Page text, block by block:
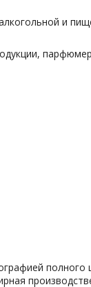
и
полного